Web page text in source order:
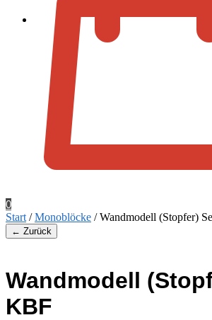
Zur Kassa
0
Start /Monoblöcke /Wandmodell (Stopfer)
← Zurück
Wandmodell
KBF